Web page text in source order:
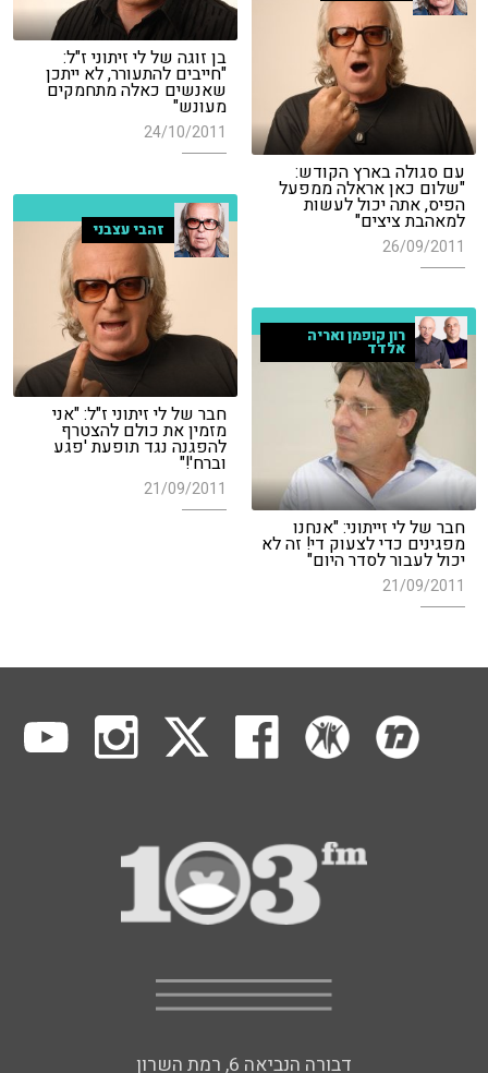
בן זוגה של לי זיתוני ז"ל:
"חייבים להתעורר, לא ייתכן
שאנשים כאלה מתחמקים
מעונש"
24/10/2011
עם סגולה בארץ הקודש:
"שלום כאן אראלה ממפעל
הפיס, אתה יכול לעשות
למאהבת ציצים"
26/09/2011
זהבי עצבני
חבר של לי זיתוני ז"ל: "אני
מזמין את כולם להצטרף
להפגנה נגד תופעת 'פגע
וברח'!"
21/09/2011
רון קופמן ואריה
אלדד
חבר של לי זייתוני: "אנחנו
מפגינים כדי לצעוק די! זה לא
יכול לעבור לסדר היום"
21/09/2011
דבורה הנביאה 6, רמת השרון